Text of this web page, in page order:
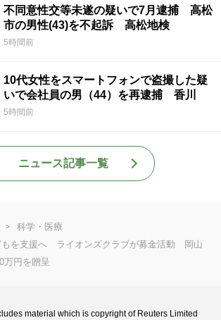
不同意性交等未遂の疑いで7月逮捕 高松
市の男性(43)を不起訴 高松地検
5時間前
10代女性をスマートフォンで盗撮した疑
いで会社員の男（44）を再逮捕 香川
5時間前
ニュース記事一覧
科学・医療
もを支援へ ライオンズクラブが募金活動 岡山
万円を贈呈
material which is copyright of Reuters Limited